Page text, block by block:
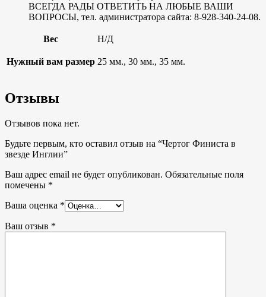
ВСЕГДА РАДЫ ОТВЕТИТЬ НА ЛЮБЫЕ ВАШИ
ВОПРОСЫ, тел. администратора сайта: 8-928-340-24-08.
Вес Н/Д
Нужный вам размер 25 мм., 30 мм., 35 мм.
Отзывы
Отзывов пока нет.
Будьте первым, кто оставил отзыв на “Чертог Финиста в
звезде Инглии”
Ваш адрес email не будет опубликован. Обязательные поля
помечены *
Ваша оценка *
Ваш отзыв *